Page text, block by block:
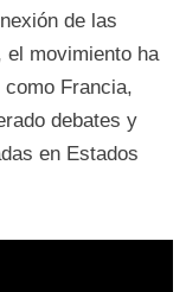
de las
el movimiento ha
Francia,
debates y
en Estados